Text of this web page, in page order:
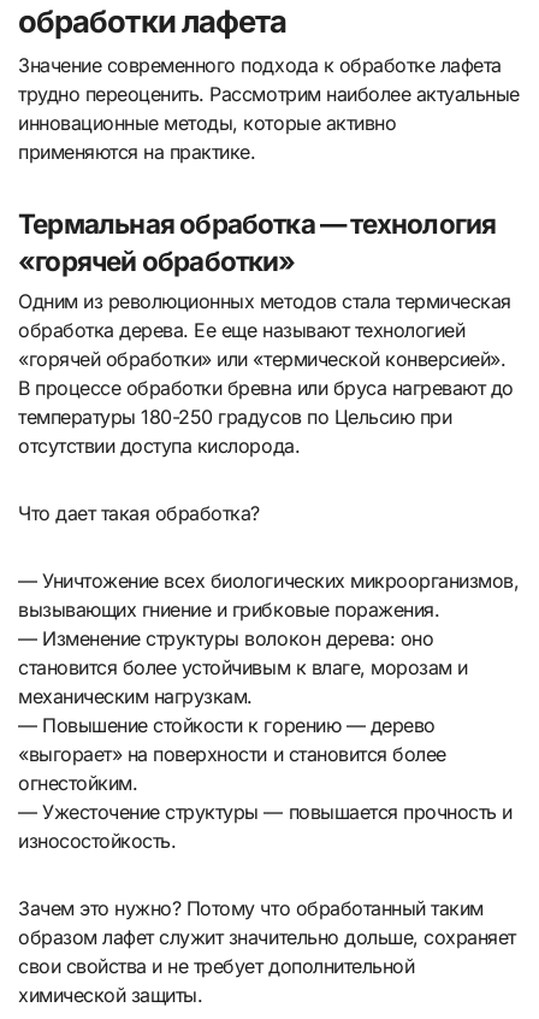
обработки лафета
Значение современного подхода к обработке лафета
трудно переоценить. Рассмотрим наиболее актуальные
инновационные методы, которые активно
применяются на практике.
Термальная обработка — технология
«горячей обработки»
Одним из революционных методов стала термическая
обработка дерева. Ее еще называют технологией
«горячей обработки» или «термической конверсией».
В процессе обработки бревна или бруса нагревают до
температуры 180-250 градусов по Цельсию при
отсутствии доступа кислорода.
Что дает такая обработка?
— Уничтожение всех биологических микроорганизмов,
вызывающих гниение и грибковые поражения.
— Изменение структуры волокон дерева: оно
становится более устойчивым к влаге, морозам и
механическим нагрузкам.
— Повышение стойкости к горению — дерево
«выгорает» на поверхности и становится более
огнестойким.
— Ужесточение структуры — повышается прочность и
износостойкость.
Зачем это нужно? Потому что обработанный таким
образом лафет служит значительно дольше, сохраняет
свои свойства и не требует дополнительной
химической защиты.